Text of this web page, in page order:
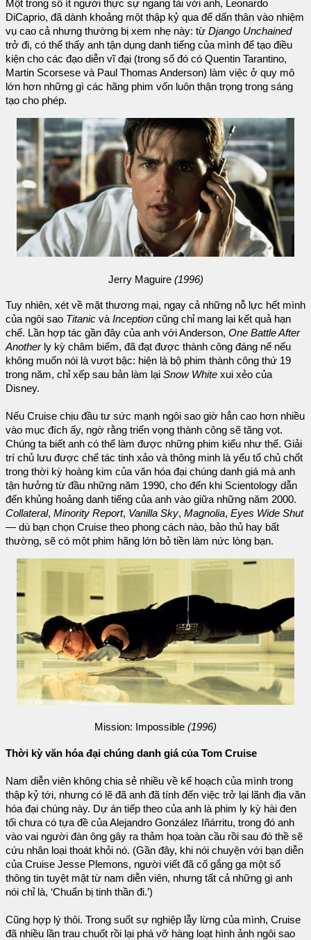
Một trong số ít người thực sự ngang tài với anh, Leonardo
DiCaprio, đã dành khoảng một thập kỷ qua để dấn thân vào nhiệm
vụ cao cả nhưng thường bị xem nhẹ này: từ Django Unchained
trở đi, có thể thấy anh tận dụng danh tiếng của mình để tạo điều
kiện cho các đạo diễn vĩ đại (trong số đó có Quentin Tarantino,
Martin Scorsese và Paul Thomas Anderson) làm việc ở quy mô
lớn hơn những gì các hãng phim vốn luôn thận trọng trong sáng
tạo cho phép.
Jerry Maguire(1996)
Tuy nhiên, xét về mặt thương mại, ngay cả những nỗ lực hết mình
của ngôi sao Titanic vàInception cũng chỉ mang lại kết quả hạn
chế. Lần hợp tác gần đây của anh với Anderson, One Battle After
Anotherly kỳ châm biếm, đã đạt được thành công đáng nể nếu
không muốn nói là vượt bậc: hiện là bộ phim thành công thứ 19
trong năm, chỉ xếp sau bản làm lại Snow White xui xẻo của
Disney.
Nếu Cruise chịu đầu tư sức mạnh ngôi sao giờ hẳn cao hơn nhiều
vào mục đích ấy, ngờ rằng triển vọng thành công sẽ tăng vọt.
Chúng ta biết anh có thể làm được những phim kiểu như thế. Giải
trí chủ lưu được chế tác tinh xảo và thông minh là yếu tố chủ chốt
trong thời kỳ hoàng kim của văn hóa đại chúng danh giá mà anh
tận hưởng từ đầu những năm 1990, cho đến khi Scientology dẫn
đến khủng hoảng danh tiếng của anh vào giữa những năm 2000.
Collateral, Minority Report, Vanilla Sky, Magnolia, Eyes Wide Shut
— dù bạn chọn Cruise theo phong cách nào, bảo thủ hay bất
thường, sẽ có một phim hãng lớn bỏ tiền làm nức lòng bạn.
Mission: Impossible (1996)
Thời kỳ văn hóa đại chúng danh giá của Tom Cruise
Nam diễn viên không chia sẻ nhiều về kế hoạch của mình trong
thập kỷ tới, nhưng có lẽ đã anh đã tính đến việc trở lại lãnh địa văn
hóa đại chúng này. Dự án tiếp theo của anh là phim ly kỳ hài đen
tối chưa có tựa đề của Alejandro González Iñárritu, trong đó anh
vào vai người đàn ông gây ra thảm họa toàn cầu rồi sau đó thề sẽ
cứu nhân loại thoát khỏi nó. (Gần đây, khi nói chuyện với bạn diễn
của Cruise Jesse Plemons, người viết đã cố gắng gạ một số
thông tin tuyệt mật từ nam diễn viên, nhưng tất cả những gì anh
nói chỉ là, ‘Chuẩn bị tinh thần đi.’)
Cũng hợp lý thôi. Trong suốt sự nghiệp lẫy lừng của mình, Cruise
đã nhiều lần trau chuốt rồi lại phá vỡ hàng loạt hình ảnh ngôi sao